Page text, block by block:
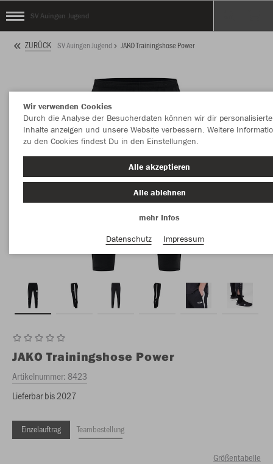
SV Auingen Jugend
ZURÜCK SV Auingen Jugend JAKO Trainingshose Power
JAKO Trainingshose Power
Artikelnummer:8423
Lieferbar bis 2027
Einzelauftrag Teambestellung
Größentabelle
Wir verwenden Cookies
Durch die Analyse der Besucherdaten können wir dir personalisierte
Inhalte anzeigen und unsere Website verbessern. Weitere
zu den Cookies findest Du in den Einstellungen.
Alle akzeptieren
Alle ablehnen
mehr Infos
Datenschutz
Impressum